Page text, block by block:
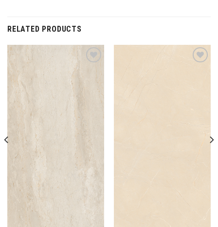
RELATED PRODUCTS
wishlist